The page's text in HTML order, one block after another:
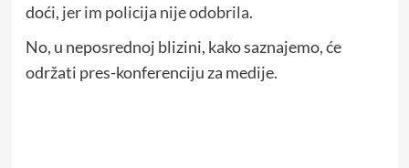
doći, jer im policija nije odobrila.
No, u neposrednoj blizini, kako saznajemo, će
održati pres-konferenciju za medije.